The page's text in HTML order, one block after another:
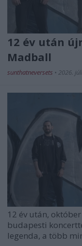
12 év után
Madball
sunthatneversets • 2026.
12 év után,
budapesti
legenda, a több